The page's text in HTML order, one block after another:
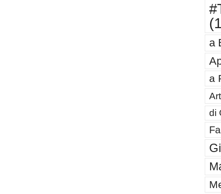
a
a
di